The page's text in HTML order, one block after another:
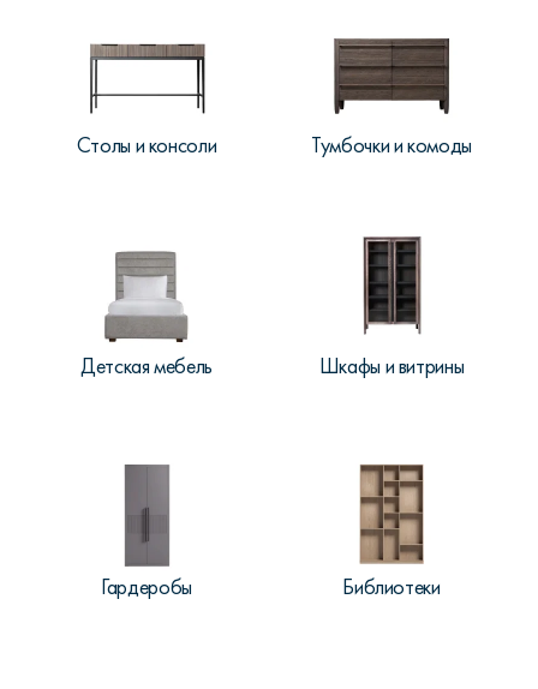
Столы и консоли Тумбочки и комоды
Детская мебель Шкафы и витрины
Гардеробы Библиотеки